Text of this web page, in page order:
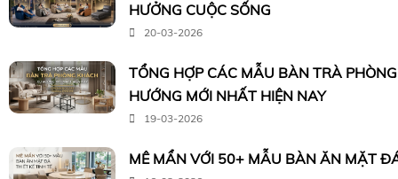
HƯỞNG CUỘC SỐNG
20-03-2026
TỔNG HỢP CÁC MẪU BÀN TRÀ
HƯỚNG MỚI NHẤT HIỆN NAY
19-03-2026
MÊ MẨN VỚI 50+ MẪU BÀN ĂN MẶT